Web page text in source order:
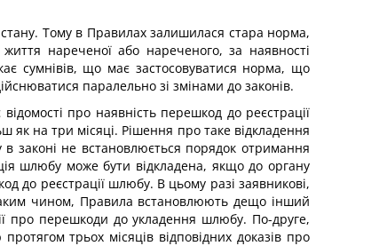
Тому в Правилах залишилася стара норма,
нареченої або нареченого, за наявності
сумнівів, що має застосовуватися норма, що
паралельно зі змінами до законів.
про наявність перешкод до реєстрації
як на три місяці. Рішення про таке відкладення
законі не встановлюється порядок отримання
шлюбу може бути відкладена, якщо до органу
до реєстрації шлюбу. В цьому разі заявникові,
чином, Правила встановлюють дещо інший
про перешкоди до укладення шлюбу. По-друге,
трьох місяців відповідних доказів про